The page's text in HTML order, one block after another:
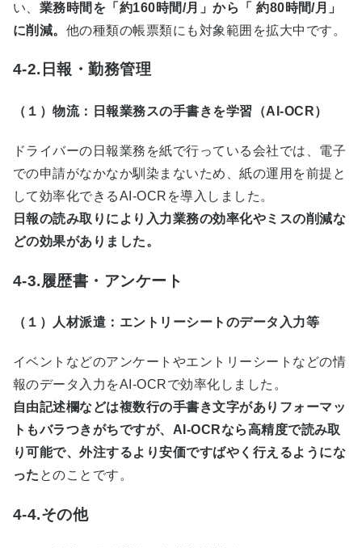
い、 業務時間を「約160時間/月」から「 約80時間/月」
に削減。 他の種類の帳票類にも対象範囲を拡大中です。
4-2.日報・勤務管理
（１）物流：日報業務スの手書きを学習（AI-OCR）
ドライバーの日報業務を紙で行っている会社では、電子
での申請がなかなか馴染まないため、紙の運用を前提と
して効率化できるAI-OCR を導入しました。
日報の読み取りにより入力業務の効率化やミスの削減な
どの効果がありました。
4-3.履歴書・アンケート
（１）人材派遣：エントリーシートのデータ入力等
イベントなどのアンケートやエントリーシートなどの情
報のデータ入力をAI-OCRで効率化しました。
自由記述欄などは複数行の手書き文字がありフォーマッ
トもバラつきがちですが、AI-OCRなら高精度で読み取
り可能で、外注するより安価ですばやく行えるようにな
った とのことです。
4-4.その他